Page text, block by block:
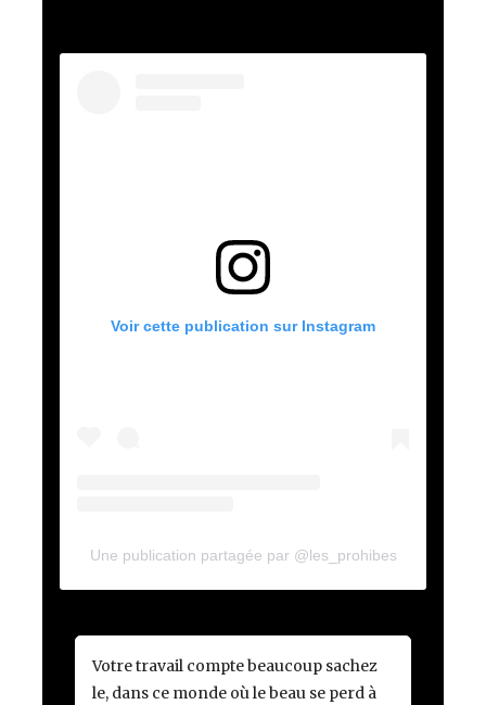
Voir cette publication sur Instagram
Une publication partagée par @les_prohibes
Votre travail compte beaucoup sachez
le, dans ce monde où le beau se perd à